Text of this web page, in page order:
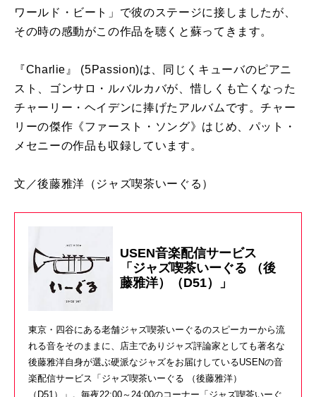
ワールド・ビート」で彼のステージに接しましたが、
その時の感動がこの作品を聴くと蘇ってきます。
『Charlie』 (5Passion)は、同じくキューバのピアニ
スト、ゴンサロ・ルバルカバが、惜しくも亡くなった
チャーリー・ヘイデンに捧げたアルバムです。チャー
リーの傑作《ファースト・ソング》はじめ、パット・
メセニーの作品も収録しています。
文／後藤雅洋 （ジャズ喫茶いーぐる）
USEN音楽配信サービス
「ジャズ喫茶いーぐる （後
藤雅洋）（D51）」
東京・四谷にある老舗ジャズ喫茶いーぐるのスピーカーから流
れる音をそのままに、店主でありジャズ評論家としても著名な
後藤雅洋自身が選ぶ硬派なジャズをお届けしているUSENの音
楽配信サービス「ジャズ喫茶いーぐる （後藤雅洋）
（D51）」。毎夜22:00～24:00のコーナー「ジャズ喫茶いーぐ